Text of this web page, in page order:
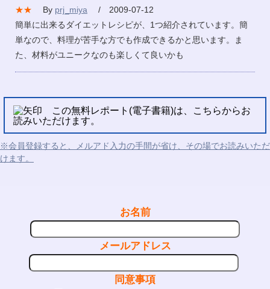
★★ By prj_miya
/ 2009-07-12
簡単に出来るダイエットレシピが、1つ紹介されています。簡
単なので、料理が苦手な方でも作成できるかと思います。ま
た、材料がユニークなのも楽しくて良いかも
この無料レポート(電子書籍)は、こちらからお
読みいただけます。
※会員登録すると、メルアド入力の手間が省け、その場でお読みいただ
けます。
お名前
メールアドレス
同意事項